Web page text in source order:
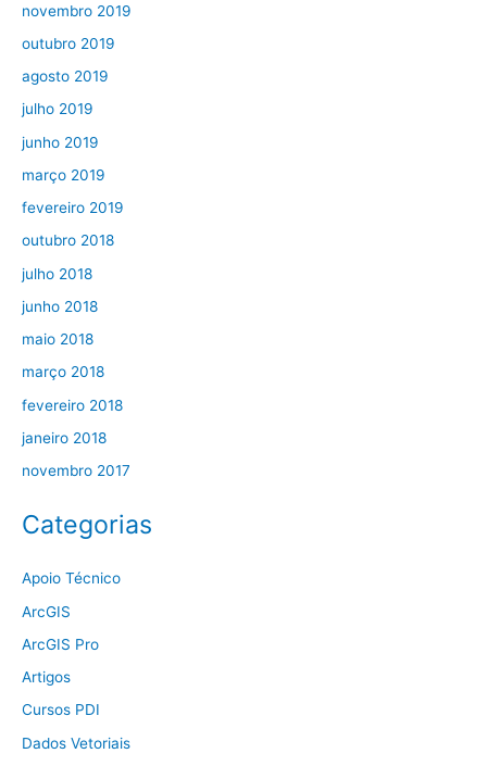
novembro 2019
outubro 2019
agosto 2019
julho 2019
junho 2019
março 2019
fevereiro 2019
outubro 2018
julho 2018
junho 2018
maio 2018
março 2018
fevereiro 2018
janeiro 2018
novembro 2017
Categorias
Apoio Técnico
ArcGIS
ArcGIS Pro
Artigos
Cursos PDI
Dados Vetoriais